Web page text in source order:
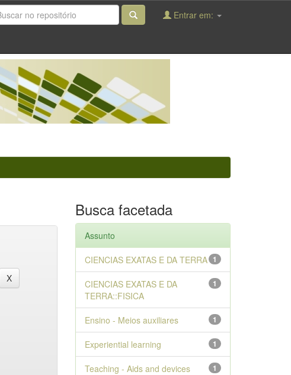
Entrar em:
Busca facetada
Assunto
1
CIENCIAS EXATAS E DA TERRA
1
CIENCIAS EXATAS E DA
TERRA::FISICA
1
Ensino - Meios auxiliares
1
Experiential learning
1
Teaching - Aids and devices